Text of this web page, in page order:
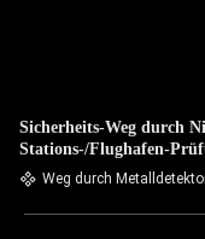
Sicherheits-Weg durch
Stations-/Flughafen-
Weg durch